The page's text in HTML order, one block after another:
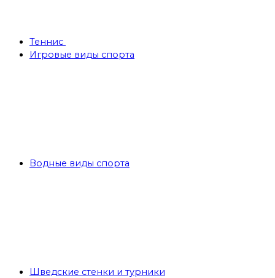
Теннис
Игровые виды спорта
Водные виды спорта
Шведские стенки и турники